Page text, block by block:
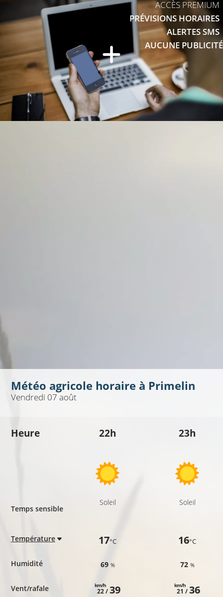
ACCÈS PREMIUM
PRÉVISIONS HORAIRES
ALERTES SMS
AUCUNE PUBLICITÉ
Météo agricole horaire à Primelin
Vendredi 07 août
Heure
Temps sensible
Température
Humidité
Vent/rafale
22h
Soleil
17°C
69 %
22 /
km/h 39
23h
Soleil
16°C
72 %
21 /
km/h 36